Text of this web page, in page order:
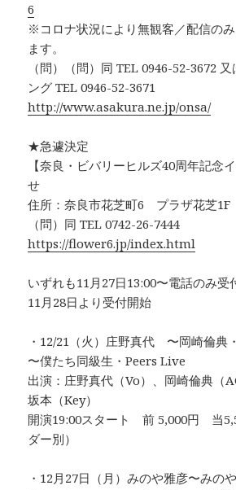
6
※コロナ状況により無観客／配信の
ます。
（問）（問）同 TEL 0946-52-3672
ング TEL 0946-52-3671
http://www.asakura.ne.jp/onsa/
★急遽決定
【奈良・ビバリーヒルズ40周年記念
せ
住所：奈良市花芝町6 プラザ花芝1F
（問）同 TEL 0742-26-7444
https://flower6.jp/index.html
いずれも11月27日13:00〜電話のみ
11月28日より受付開始
・12/21（火）庄野真代 〜岡崎倫典
〜僕たち同級生・Peers Live
出演：庄野真代（Vo）、岡崎倫典（
坂本（Key）
開演19:00スタート 前 5,000円 当
ダー別）
・12月27日（月）みのや雅彦〜みの